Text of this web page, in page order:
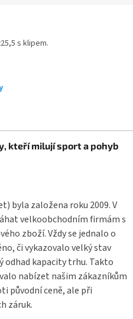
s klipem.
kteří milují sport a pohyb
byla založena roku 2009. V
velkoobchodním firmám s
zboží. Vždy se jednalo o
či vykazovalo velký stav
odhad kapacity trhu. Takto
nabízet našim zákazníkům
původní ceně, ale při
záruk.